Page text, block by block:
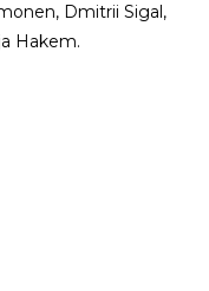
Dmitrii Sigal,
Hakem.